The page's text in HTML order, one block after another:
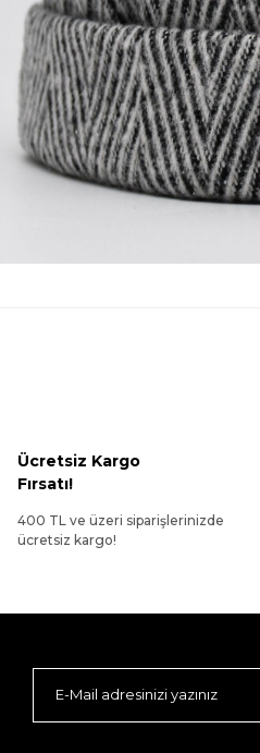
Ücretsiz Kargo
Fırsatı!
400 TL ve üzeri siparişlerinizde
ücretsiz kargo!